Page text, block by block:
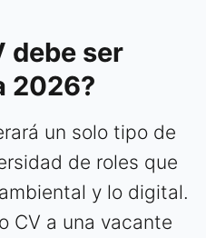
debe ser
2026?
un solo tipo de
de roles que
y lo digital.
CV a una vacante